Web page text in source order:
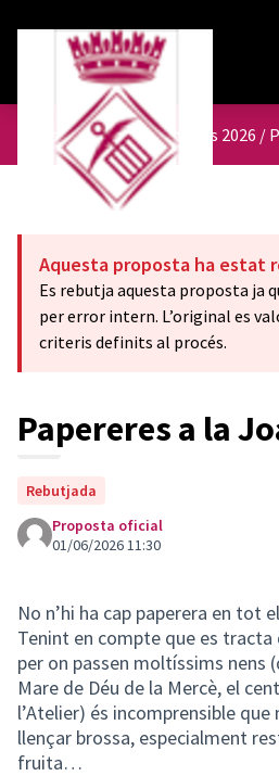
Pressupostos participatius 2026 /
Aquesta proposta ha estat
Es rebutja aquesta proposta ja
per error intern. L’original es
criteris definits al procés.
Papereres a la
Rebutjada
Proposta oficial
01/06/2026 11:30
No n’hi ha cap paperera en tot
Tenint en compte que es tracta
per on passen moltíssims nens
Mare de Déu de la Mercè, el
l’Atelier) és incomprensible que
llençar brossa, especialment
fruita…